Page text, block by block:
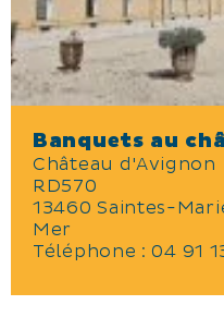
Banquets au
Château d'Avignon
RD570
13460 Saintes-
Mer
Téléphone :04 91